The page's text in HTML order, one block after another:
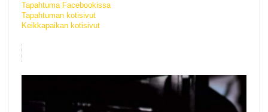
Tapahtuma Facebookissa
Tapahtuman kotisivut
Keikkapaikan kotisivut